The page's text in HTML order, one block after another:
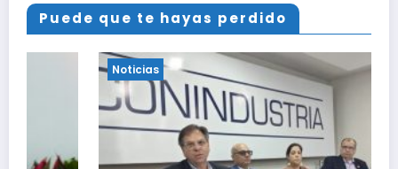
Puede que te hayas perdido